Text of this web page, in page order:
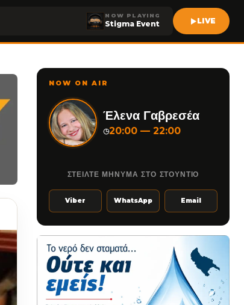
NOW PLAYING
Stigma Event LIVE
NOW ON AIR
Έλενα Γαβρεσέα
◷20:00 — 22:00
ΣΤΕΙΛΤΕ ΜΗΝΥΜΑ ΣΤΟ ΣΤΟΥΝΤΙΟ
Viber WhatsApp Email